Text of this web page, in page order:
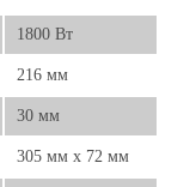
1800 Вт
216 мм
30 мм
305 мм x 72 мм